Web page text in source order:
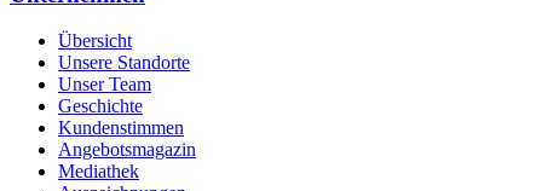
Übersicht
Unsere Standorte
Unser Team
Geschichte
Kundenstimmen
Angebotsmagazin
Mediathek